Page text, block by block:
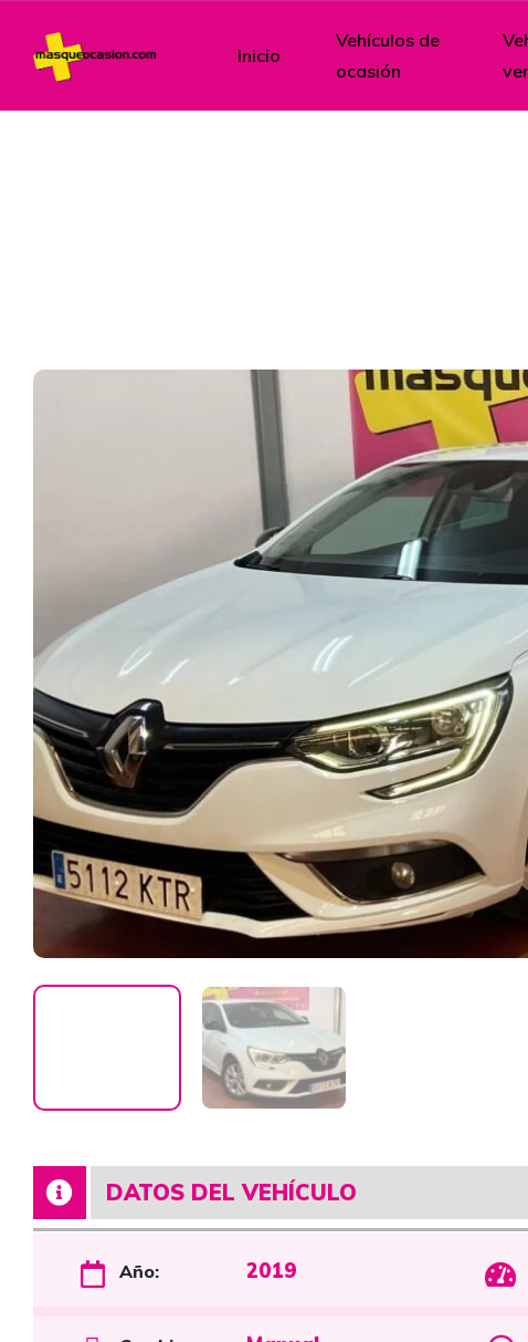
Inicio
Vehículos de
ocasión
DATOS DEL VEHÍCULO
Año: 2019